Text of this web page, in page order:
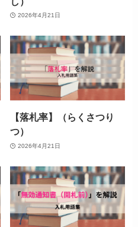
2026年4月21日
【落札率】（らくさつり
つ）
2026年4月21日